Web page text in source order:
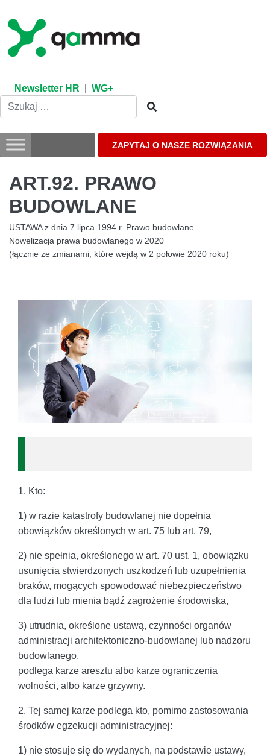
content
Newsletter HR WG+
ZAPYTAJ O NASZE ROZWIĄZANIA
ART.92. PRAWO
BUDOWLANE
USTAWA z dnia 7 lipca 1994 r. Prawo budowlane
Nowelizacja prawa budowlanego w 2020
(łącznie ze zmianami, które wejdą w 2 połowie 2020 roku)
1. Kto:
1) w razie katastrofy budowlanej nie dopełnia
obowiązków określonych w art. 75 lub art. 79,
2) nie spełnia, określonego w art. 70 ust. 1, obowiązku
usunięcia stwierdzonych uszkodzeń lub uzupełnienia
braków, mogących spowodować niebezpieczeństwo
dla ludzi lub mienia bądź zagrożenie środowiska,
3) utrudnia, określone ustawą, czynności organów
administracji architektoniczno-budowlanej lub nadzoru
budowlanego,
podlega karze aresztu albo karze ograniczenia
wolności, albo karze grzywny.
2. Tej samej karze podlega kto, pomimo zastosowania
środków egzekucji administracyjnej:
1) nie stosuje się do wydanych, na podstawie ustawy,